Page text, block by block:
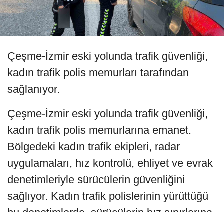
Çeşme-İzmir eski yolunda trafik güvenliği,
kadın trafik polis memurları tarafından
sağlanıyor.
Çeşme-İzmir eski yolunda trafik güvenliği,
kadın trafik polis memurlarına emanet.
Bölgedeki kadın trafik ekipleri, radar
uygulamaları, hız kontrolü, ehliyet ve evrak
denetimleriyle sürücülerin güvenliğini
sağlıyor. Kadın trafik polislerinin yürüttüğü